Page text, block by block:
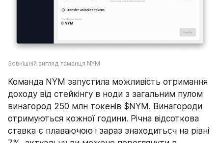
Зовнішній вигляд гаманця NYM
Команда NYM запустила можливість отримання
доходу від стейкінгу в ноди з загальним пулом
винагород 250 млн токенів $NYM. Винагороди
отримуються кожної години. Річна відсоткова
ставка є плаваючою і зараз знаходитьсч на рівні